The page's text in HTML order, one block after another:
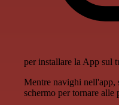
per installare la App sul
Mentre navighi nell'app,
schermo per tornare alle